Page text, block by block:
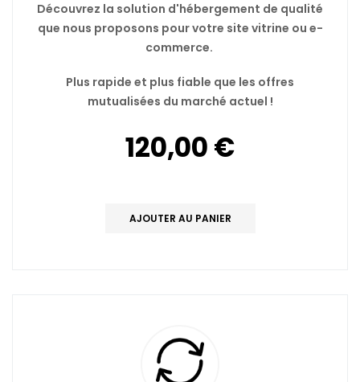
Découvrez la solution d'hébergement de qualité
que nous proposons pour votre site vitrine ou e-
commerce.
Plus rapide et plus fiable que les offres
mutualisées du marché actuel !
120,00 €
AJOUTER AU PANIER